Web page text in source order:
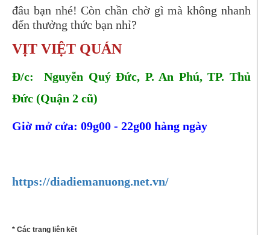
đâu bạn nhé! Còn chần chờ gì mà không nhanh
đến thưởng thức bạn nhỉ?
VỊT VIỆT QUÁN
Đ/c: Nguyễn Quý Đức, P. An Phú, TP. Thủ
Đức (Quận 2 cũ)
Giờ mở cửa: 09g00 - 22g00 hàng ngày
https://diadiemanuong.net.vn/
* Các trang liên kết